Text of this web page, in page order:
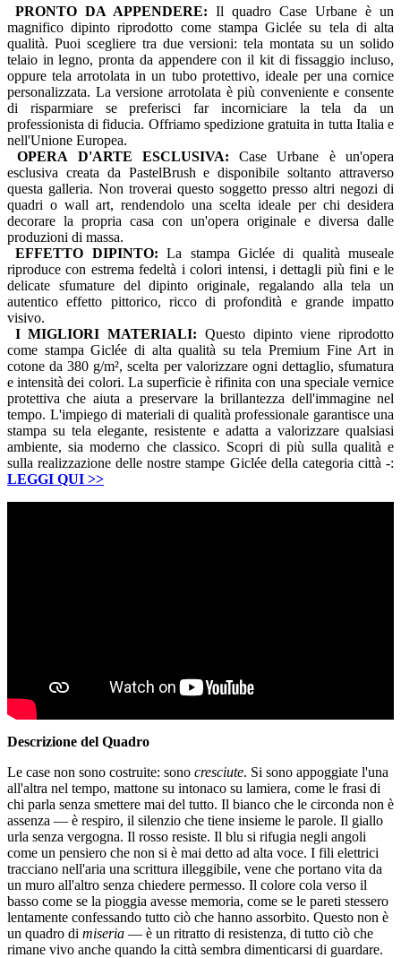
PRONTO DA APPENDERE: Il quadro Case Urbane è un
magnifico dipinto riprodotto come stampa Giclée su tela di alta
qualità. Puoi scegliere tra due versioni: tela montata su un solido
telaio in legno, pronta da appendere con il kit di fissaggio incluso,
oppure tela arrotolata in un tubo protettivo, ideale per una cornice
personalizzata. La versione arrotolata è più conveniente e consente
di risparmiare se preferisci far incorniciare la tela da un
professionista di fiducia. Offriamo spedizione gratuita in tutta Italia e
nell'Unione Europea.
OPERA D'ARTE ESCLUSIVA:Case Urbane è un'opera
esclusiva creata da PastelBrush e disponibile soltanto attraverso
questa galleria. Non troverai questo soggetto presso altri negozi di
quadri o wall art, rendendolo una scelta ideale per chi desidera
decorare la propria casa con un'opera originale e diversa dalle
produzioni di massa.
EFFETTO DIPINTO: La stampa Giclée di qualità museale
riproduce con estrema fedeltà i colori intensi, i dettagli più fini e le
delicate sfumature del dipinto originale, regalando alla tela un
autentico effetto pittorico, ricco di profondità e grande impatto
visivo.
I MIGLIORI MATERIALI: Questo dipinto viene riprodotto
come stampa Giclée di alta qualità su tela Premium Fine Art in
cotone da 380 g/m², scelta per valorizzare ogni dettaglio, sfumatura
e intensità dei colori. La superficie è rifinita con una speciale vernice
protettiva che aiuta a preservare la brillantezza dell'immagine nel
tempo. L'impiego di materiali di qualità professionale garantisce una
stampa su tela elegante, resistente e adatta a valorizzare qualsiasi
ambiente, sia moderno che classico. Scopri di più sulla qualità e
sulla realizzazione delle nostre stampe Giclée della categoria città -:
LEGGI QUI >>
Descrizione del Quadro
Le case non sono costruite: sono cresciute. Si sono appoggiate l'una
all'altra nel tempo, mattone su intonaco su lamiera, come le frasi di
chi parla senza smettere mai del tutto. Il bianco che le circonda non è
assenza — è respiro, il silenzio che tiene insieme le parole. Il giallo
urla senza vergogna. Il rosso resiste. Il blu si rifugia negli angoli
come un pensiero che non si è mai detto ad alta voce. I fili elettrici
tracciano nell'aria una scrittura illeggibile, vene che portano vita da
un muro all'altro senza chiedere permesso. Il colore cola verso il
basso come se la pioggia avesse memoria, come se le pareti stessero
lentamente confessando tutto ciò che hanno assorbito. Questo non è
un quadro di miseria — è un ritratto di resistenza, di tutto ciò che
rimane vivo anche quando la città sembra dimenticarsi di guardare.